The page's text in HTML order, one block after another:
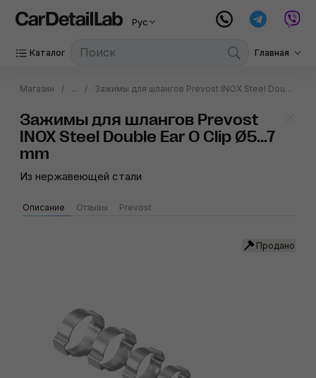
Рус
Каталог Главная
Магазин ... Зажимы для шлангов Prevost INOX Steel Double Ear O Clip Ø5...7 mm
Зажимы для шлангов Prevost
INOX Steel Double Ear O Clip Ø5...7
mm
Из нержавеющей стали
Описание Отзывы Prevost
Продано